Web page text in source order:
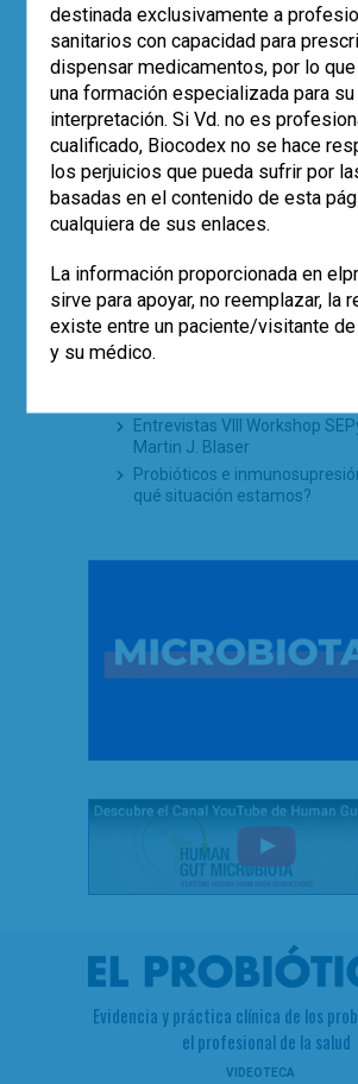
El largo camino
de la microbiota en 2025
TE PUEDE INTERESAR
La Sociedad Española de
Prebióticos (SEPyP) participa
«Plan estratégico y de acción
reducir el riesgo de selección y
antibióticos»
Anuncio de presentación de El
Probiótico
Microbiota Hard Talks –
Entrevistas VIII Workshop
Martin J. Blaser
Probióticos e
qué situación estamos?
Evidencia y práctica clínica de los
el profesional de la salud
VIDEOTECA
destinada exclusivamente a
sanitarios con capacidad para
dispensar medicamentos, por lo
una formación especializada para
interpretación. Si Vd. no es
cualificado, Biocodex no se hace
los perjuicios que pueda sufrir por
basadas en el contenido de esta
cualquiera de sus enlaces.
La información proporcionada en
sirve para apoyar, no reemplazar, la
existe entre un paciente/visitante
y su médico.